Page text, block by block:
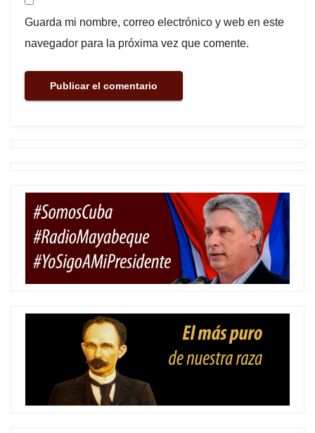
Guarda mi nombre, correo electrónico y web en este
navegador para la próxima vez que comente.